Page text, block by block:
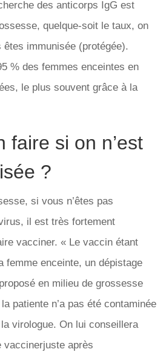
des anticorps IgG est
quelque-soit le taux, on
immunisée (protégée).
% des femmes enceintes en
le plus souvent grâce à la
faire si on n’est
?
si vous n’êtes pas
il est très fortement
vacciner. « Le vaccin étant
femme enceinte, un dépistage
en milieu de grossesse
patiente n’a pas été contaminée
virologue. On lui conseillera
vaccinerjuste après